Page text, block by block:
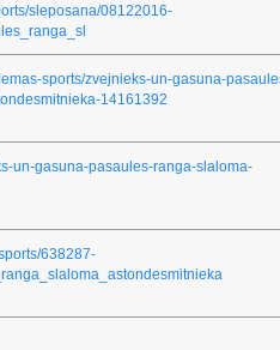
sleposana/08122016-
sports/zvejnieks-un-gasuna-
14161392
un-gasuna-pasaules-ranga-slaloma-
638287-